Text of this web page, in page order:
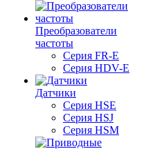
Преобразователи
частоты
Серия FR-E
Серия HDV-E
Датчики
Серия HSE
Серия HSJ
Серия HSM